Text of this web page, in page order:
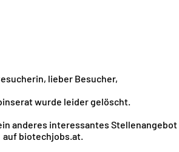
lieber Besucher,
wurde leider gelöscht.
anderes interessantes Stellenangebot
auf biotechjobs.at.